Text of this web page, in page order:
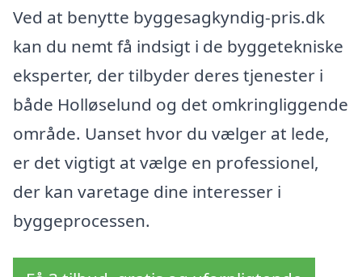
Ved at benytte byggesagkyndig-pris.dk
kan du nemt få indsigt i de byggetekniske
eksperter, der tilbyder deres tjenester i
både Holløselund og det omkringliggende
område. Uanset hvor du vælger at lede,
er det vigtigt at vælge en professionel,
der kan varetage dine interesser i
byggeprocessen.